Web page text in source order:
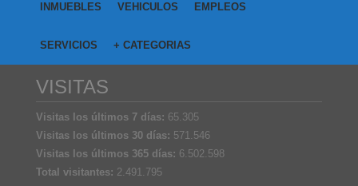
INMUEBLES VEHICULOS EMPLEOS
SERVICIOS + CATEGORIAS
VISITAS
Visitas los últimos 7 días: 65.305
Visitas los últimos 30 días: 571.546
Visitas los últimos 365 días: 6.502.598
Total visitantes: 2.491.795